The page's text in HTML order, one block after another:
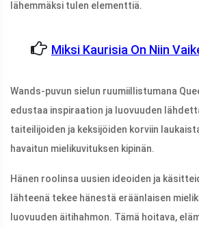
lähemmäksi tulen elementtiä.
Miksi Kaurisia On Niin
Wands-puvun sielun ruumiillistumana
edustaa inspiraation ja luovuuden
taiteilijoiden ja keksijöiden korviin
havaitun mielikuvituksen kipinän.
Hänen roolinsa uusien ideoiden ja
lähteenä tekee hänestä eräänlaisen
luovuuden äitihahmon. Tämä hoitava,